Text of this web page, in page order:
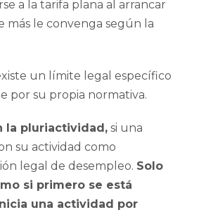
a la tarifa plana al arrancar
más le convenga según la
un límite legal específico
por su propia normativa.
la pluriactividad, si una
su actividad como
legal de desempleo. Solo
si primero se está
una actividad por